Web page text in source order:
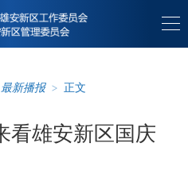
最新播报 > 正文
看雄安新区国庆